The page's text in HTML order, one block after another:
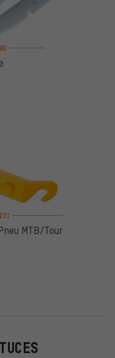
: 5 sur 5 d'après 6 avis
(6)
: 4,5 sur 5 d'après 27 avis
MTB/Tour